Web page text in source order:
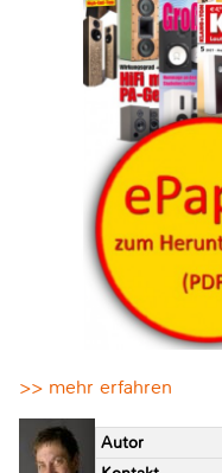
>> mehr erfahren
Autor